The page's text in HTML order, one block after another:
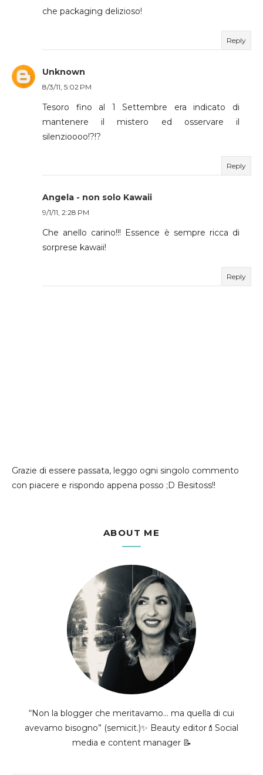
che packaging delizioso!
Reply
Unknown
8/3/11, 5:02 PM
Tesoro fino al 1 Settembre era indicato di
mantenere il mistero ed osservare il
silenzioooo!?!?
Reply
Angela - non solo Kawaii
9/1/11, 2:28 PM
Che anello carino!!! Essence è sempre ricca di
sorprese kawaii!
Reply
Grazie di essere passata, leggo ogni singolo commento
con piacere e rispondo appena posso ;D Besitoss!!
ABOUT ME
“Non la blogger che meritavamo... ma quella di cui
avevamo bisogno” (semicit.)✨ Beauty editor💄Social
media e content manager 📝